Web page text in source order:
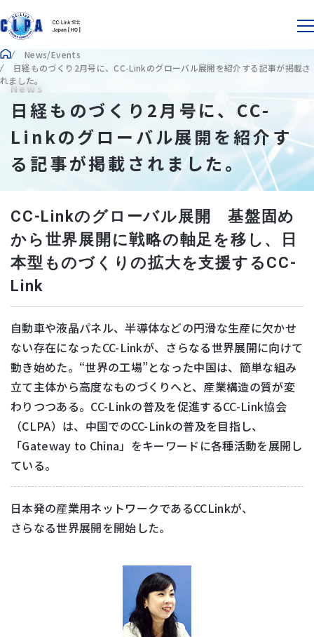
News/Events
日経ものづくり2月号に、CC-Linkのグローバル展開を紹介する記事が掲載さ
れました。
News
日経ものづくり2月号に、CC-
Linkのグローバル展開を紹介す
る記事が掲載されました。
CC-Linkのグローバル展開 基盤固め
から世界展開に戦略の軸足を移し、日
本型ものづくりの拡大を支援するCC-
Link
自動車や液晶パネル、半導体などの円滑な生産に欠かせ
ない存在になったCC-Linkが、さらなる世界展開に向けて
動き始めた。“世界の工場”となった中国は、簡単な組み
立て主体から高度なものづくりへと、産業構造の質が変
わりつつある。CC-Linkの普及を促進するCC-Link協会
（CLPA）は、中国でのCC-Linkの普及を目指し、
「Gateway to China」をキーワードに各種活動を展開し
ている。
日本発の産業用ネットワークであるCCLinkが、
さらなる世界展開を開始した。